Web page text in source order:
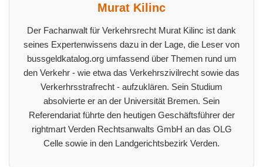
Murat Kilinc
Der Fachanwalt für Verkehrsrecht Murat Kilinc ist dank
seines Expertenwissens dazu in der Lage, die Leser von
bussgeldkatalog.org umfassend über Themen rund um
den Verkehr - wie etwa das Verkehrszivilrecht sowie das
Verkerhrsstrafrecht - aufzuklären. Sein Studium
absolvierte er an der Universität Bremen. Sein
Referendariat führte den heutigen Geschäftsführer der
rightmart Verden Rechtsanwalts GmbH an das OLG
Celle sowie in den Landgerichtsbezirk Verden.